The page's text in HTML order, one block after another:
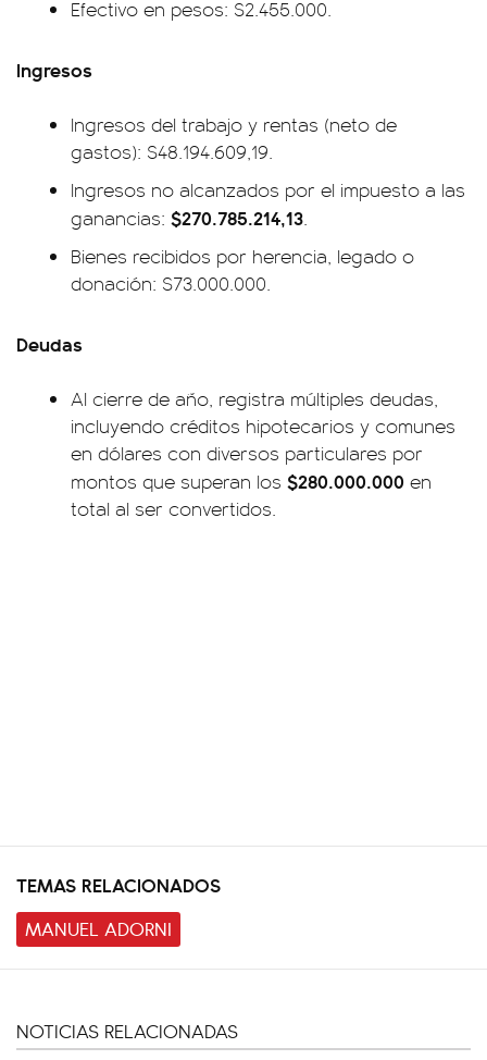
Efectivo en pesos: $2.455.000.
Ingresos
Ingresos del trabajo y rentas (neto de
gastos): $48.194.609,19.
Ingresos no alcanzados por el impuesto a las
ganancias: $270.785.214,13.
Bienes recibidos por herencia, legado o
donación: $73.000.000.
Deudas
Al cierre de año, registra múltiples deudas,
incluyendo créditos hipotecarios y comunes
en dólares con diversos particulares por
montos que superan los $280.000.000 en
total al ser convertidos.
TEMAS RELACIONADOS
MANUEL ADORNI
NOTICIAS RELACIONADAS